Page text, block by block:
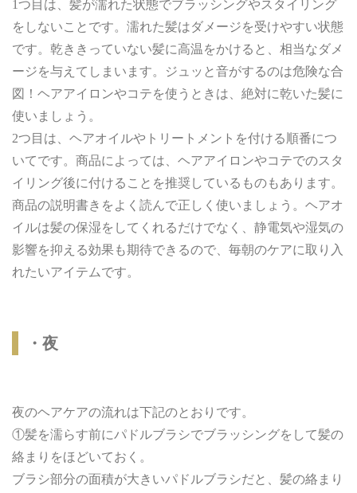
1つ目は、髪が濡れた状態でブラッシングやスタイリング
をしないことです。濡れた髪はダメージを受けやすい状態
です。乾ききっていない髪に高温をかけると、相当なダメ
ージを与えてしまいます。ジュッと音がするのは危険な合
図！ヘアアイロンやコテを使うときは、絶対に乾いた髪に
使いましょう。
2つ目は、ヘアオイルやトリートメントを付ける順番につ
いてです。商品によっては、ヘアアイロンやコテでのスタ
イリング後に付けることを推奨しているものもあります。
商品の説明書きをよく読んで正しく使いましょう。ヘアオ
イルは髪の保湿をしてくれるだけでなく、静電気や湿気の
影響を抑える効果も期待できるので、毎朝のケアに取り入
れたいアイテムです。
・夜
夜のヘアケアの流れは下記のとおりです。
①髪を濡らす前にパドルブラシでブラッシングをして髪の
絡まりをほどいておく。
ブラシ部分の面積が大きいパドルブラシだと、髪の絡まり